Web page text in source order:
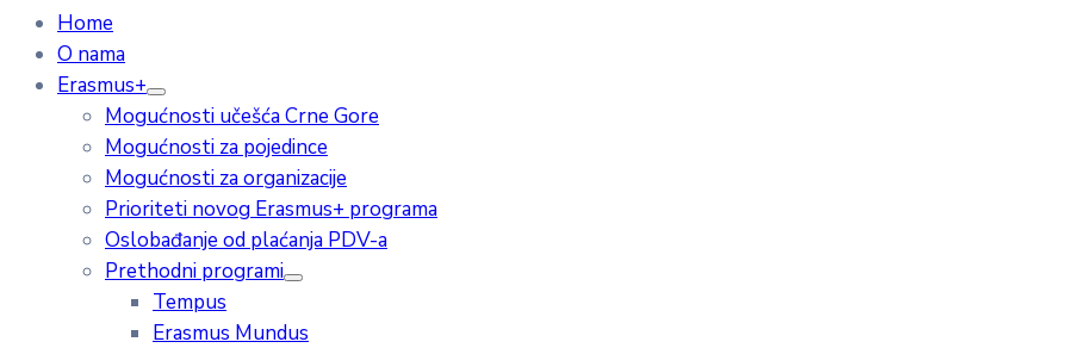
Home
O nama
Erasmus+
Mogućnosti učešća Crne Gore
Mogućnosti za pojedince
Mogućnosti za organizacije
Prioriteti novog Erasmus+ programa
Oslobađanje od plaćanja PDV-a
Prethodni programi
Tempus
Erasmus Mundus